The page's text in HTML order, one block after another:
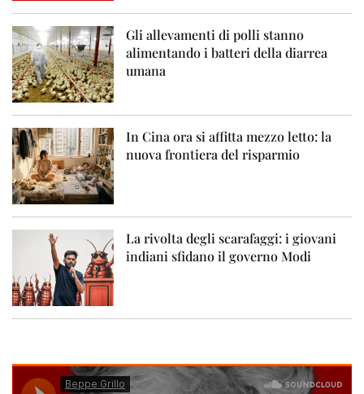
Gli allevamenti di polli stanno
alimentando i batteri della diarrea
umana
In Cina ora si affitta mezzo letto: la
nuova frontiera del risparmio
La rivolta degli scarafaggi: i giovani
indiani sfidano il governo Modi